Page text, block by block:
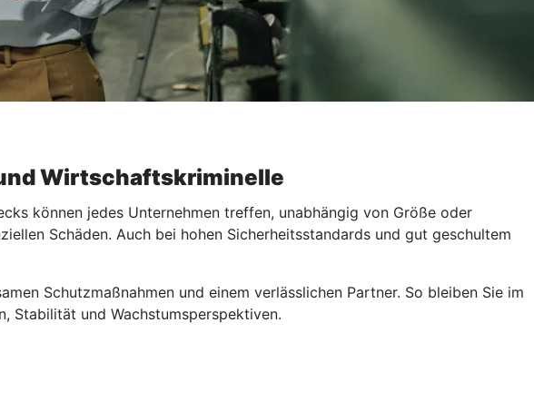
Wirtschaftskriminelle
können jedes Unternehmen treffen, unabhängig von Größe oder
Schäden. Auch bei hohen Sicherheitsstandards und gut geschultem
Schutzmaßnahmen und einem verlässlichen Partner. So bleiben Sie im
Stabilität und Wachstumsperspektiven.